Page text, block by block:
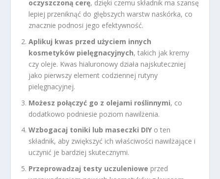
oczyszczoną cerę, dzięki czemu składnik ma szansę
lepiej przeniknąć do głębszych warstw naskórka, co
znacznie podnosi jego efektywność.
Aplikuj kwas przed użyciem innych
kosmetyków pielęgnacyjnych, takich jak kremy
czy oleje. Kwas hialuronowy działa najskuteczniej
jako pierwszy element codziennej rutyny
pielęgnacyjnej.
Możesz połączyć go z olejami roślinnymi, co
dodatkowo podniesie poziom nawilżenia.
Wzbogacaj toniki lub maseczki DIY o ten
składnik, aby zwiększyć ich właściwości nawilżające i
uczynić je bardziej skutecznymi.
Przeprowadzaj testy uczuleniowe przed